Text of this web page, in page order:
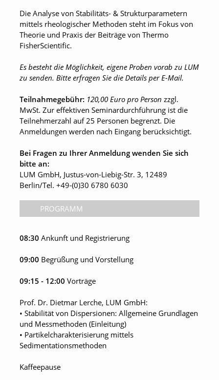
Die Analyse von Stabilitäts- & Strukturparametern
mittels rheologischer Methoden steht im Fokus von
Theorie und Praxis der Beiträge von Thermo
FisherScientific.
Es besteht die Möglichkeit, eigene Proben vorab zu LUM
zu senden. Bitte erfragen Sie die Details per E-Mail.
Teilnahmegebühr: 120,00 Euro pro Person zzgl.
MwSt. Zur effektiven Seminardurchführung ist die
Teilnehmerzahl auf 25 Personen begrenzt. Die
Anmeldungen werden nach Eingang berücksichtigt.
Bei Fragen zu Ihrer Anmeldung wenden Sie sich
bitte an:
LUM GmbH, Justus-von-Liebig-Str. 3, 12489
Berlin/Tel. +49-(0)30 6780 6030
PROGRAMM
08:30 Ankunft und Registrierung
09:00 Begrüßung und Vorstellung
09:15 - 12:00 Vorträge
Prof. Dr. Dietmar Lerche, LUM GmbH:
• Stabilität von Dispersionen: Allgemeine Grundlagen
und Messmethoden (Einleitung)
• Partikelcharakterisierung mittels
Sedimentationsmethoden
Kaffeepause